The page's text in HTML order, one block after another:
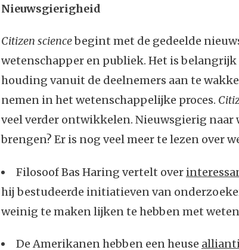
Nieuwsgierigheid
Citizen sciencebegint met de gedeelde
wetenschapper en publiek. Het is
houding vanuit de deelnemers aan te
nemen in het wetenschappelijke proces.
veel verder ontwikkelen. Nieuwsgierig
brengen? Er is nog veel meer te lezen over
Filosoof Bas Haring vertelt over
hij bestudeerde initiatieven van
weinig te maken lijken te hebben met
De Amerikanen hebben een heuse